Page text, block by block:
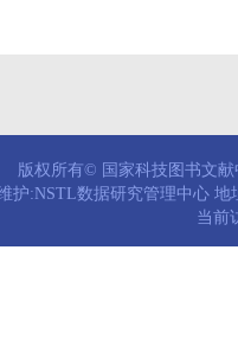
版权所有© 国家科技图书文献
护:NSTL数据研究管理中心 地
当前